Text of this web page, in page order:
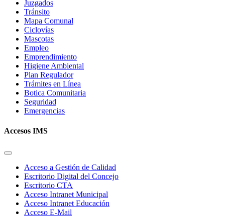
Juzgados
Tránsito
Mapa Comunal
Ciclovías
Mascotas
Empleo
Emprendimiento
Higiene Ambiental
Plan Regulador
Trámites en Línea
Botica Comunitaria
Seguridad
Emergencias
Accesos IMS
Acceso a Gestión de Calidad
Escritorio Digital del Concejo
Escritorio CTA
Acceso Intranet Municipal
Acceso Intranet Educación
Acceso E-Mail